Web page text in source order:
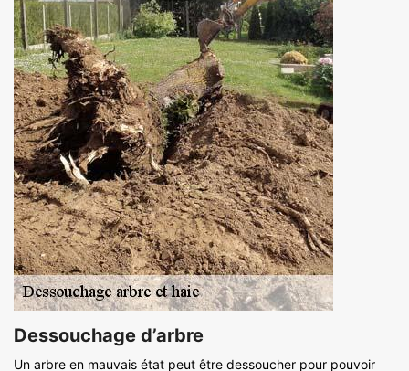
Dessouchage d’arbre
Un arbre en mauvais état peut être dessoucher pour pouvoir